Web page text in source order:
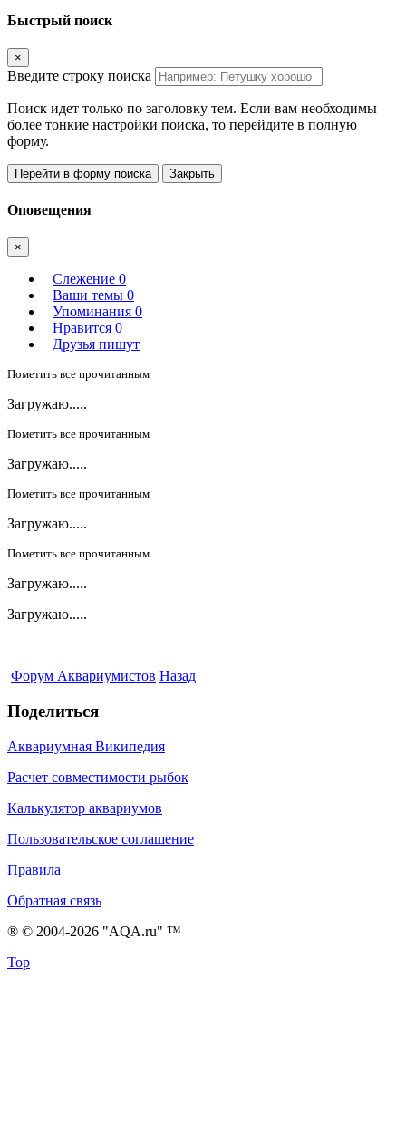
Быстрый поиск
×
Введите строку поиска
Поиск идет только по заголовку тем. Если вам необходимы
более тонкие настройки поиска, то перейдите в полную
форму.
Перейти в форму поиска Закрыть
Оповещения
×
Слежение 0
Ваши темы 0
Упоминания 0
Нравится 0
Друзья пишут
Пометить все прочитанным
Загружаю.....
Пометить все прочитанным
Загружаю.....
Пометить все прочитанным
Загружаю.....
Пометить все прочитанным
Загружаю.....
Загружаю.....
Форум Аквариумистов Назад
Поделиться
Аквариумная Википедия
Расчет совместимости рыбок
Калькулятор аквариумов
Пользовательское соглашение
Правила
Обратная связь
® © 2004-2026 "AQA.ru" ™
Top